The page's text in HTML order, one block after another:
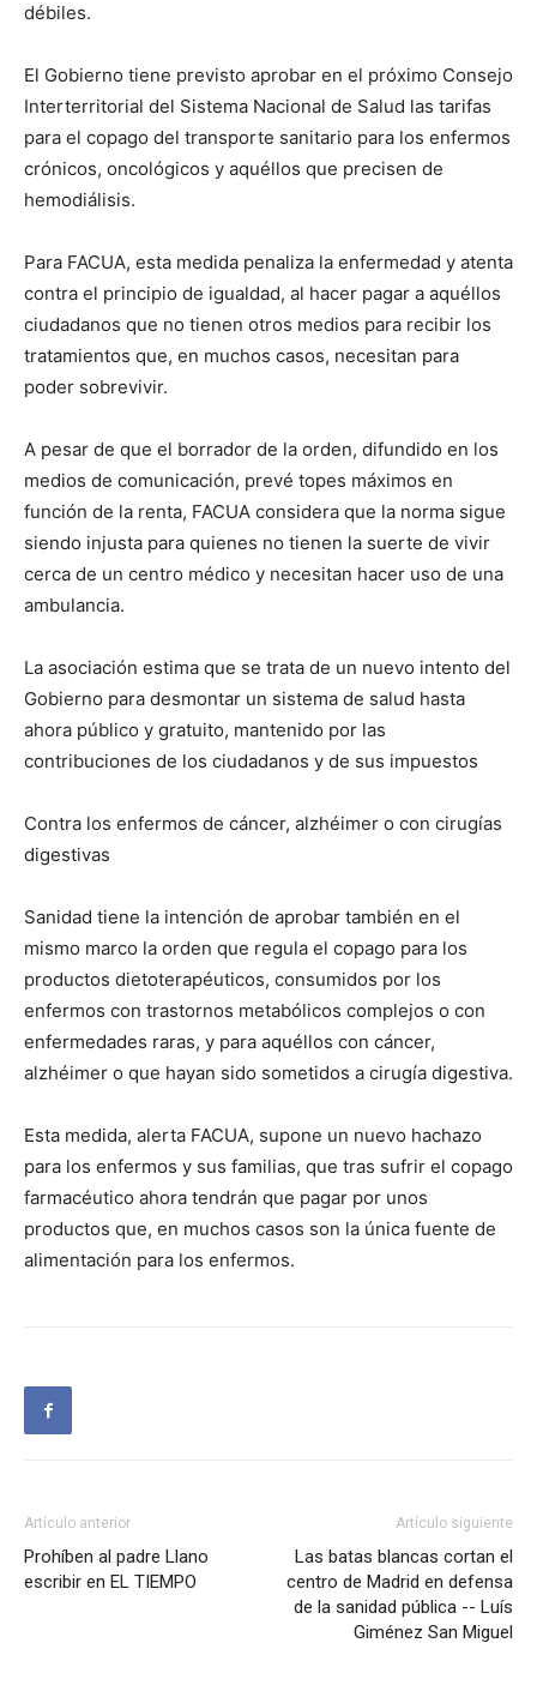
débiles.
El Gobierno tiene previsto aprobar en el próximo Consejo
Interterritorial del Sistema Nacional de Salud las tarifas
para el copago del transporte sanitario para los enfermos
crónicos, oncológicos y aquéllos que precisen de
hemodiálisis.
Para FACUA, esta medida penaliza la enfermedad y atenta
contra el principio de igualdad, al hacer pagar a aquéllos
ciudadanos que no tienen otros medios para recibir los
tratamientos que, en muchos casos, necesitan para
poder sobrevivir.
A pesar de que el borrador de la orden, difundido en los
medios de comunicación, prevé topes máximos en
función de la renta, FACUA considera que la norma sigue
siendo injusta para quienes no tienen la suerte de vivir
cerca de un centro médico y necesitan hacer uso de una
ambulancia.
La asociación estima que se trata de un nuevo intento del
Gobierno para desmontar un sistema de salud hasta
ahora público y gratuito, mantenido por las
contribuciones de los ciudadanos y de sus impuestos
Contra los enfermos de cáncer, alzhéimer o con cirugías
digestivas
Sanidad tiene la intención de aprobar también en el
mismo marco la orden que regula el copago para los
productos dietoterapéuticos, consumidos por los
enfermos con trastornos metabólicos complejos o con
enfermedades raras, y para aquéllos con cáncer,
alzhéimer o que hayan sido sometidos a cirugía digestiva.
Esta medida, alerta FACUA, supone un nuevo hachazo
para los enfermos y sus familias, que tras sufrir el copago
farmacéutico ahora tendrán que pagar por unos
productos que, en muchos casos son la única fuente de
alimentación para los enfermos.
Artículo anterior
Prohíben al padre Llano
escribir en EL TIEMPO
Artículo siguiente
Las batas blancas cortan el
centro de Madrid en defensa
de la sanidad pública -- Luís
Giménez San Miguel